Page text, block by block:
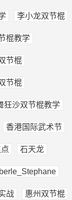
李小龙双节棍
棍教学
节棍
节棍
狂沙双节棍教学
香港国际武术节
石天龙
战 惠州双节棍